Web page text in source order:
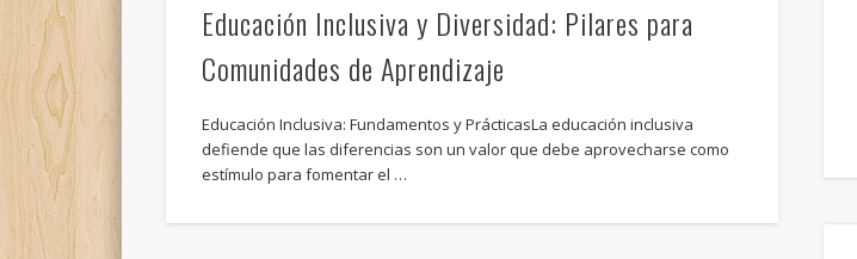
Educación Inclusiva y Diversidad: Pilares para
Comunidades de Aprendizaje
Educación Inclusiva: Fundamentos y PrácticasLa educación inclusiva
defiende que las diferencias son un valor que debe aprovecharse como
estímulo para fomentar el …